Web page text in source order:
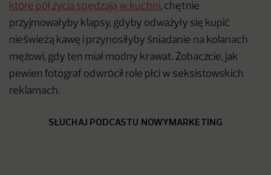
które pół życia spędzają w kuchni, chętnie
przyjmowałyby klapsy, gdyby odważyły się kupić
nieświeżą kawę i przynosiłyby śniadanie na kolanach
mężowi, gdy ten miał modny krawat. Zobaczcie, jak
pewien fotograf odwrócił role płci w seksistowskich
reklamach.
SŁUCHAJ PODCASTU NOWYMARKETING